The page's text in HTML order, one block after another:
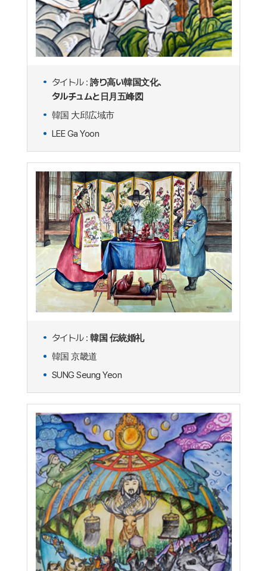
タイトル : 誇り高い韓国文化、
タルチュムと日月五峰図
韓国 大邱広域市
LEE Ga Yoon
タイトル : 韓国 伝統婚礼
韓国 京畿道
SUNG Seung Yeon